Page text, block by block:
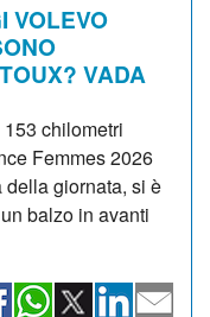
VOLEVO
VADA
chilometri
Femmes 2026
della giornata, si è
balzo in avanti